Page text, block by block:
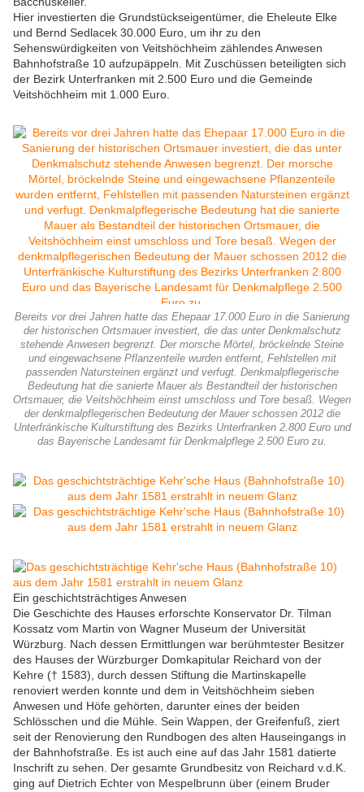
Hier investierten die Grundstückseigentümer, die Eheleute Elke
und Bernd Sedlacek 30.000 Euro, um ihr zu den
Sehenswürdigkeiten von Veitshöchheim zählendes Anwesen
Bahnhofstraße 10 aufzupäppeln. Mit Zuschüssen beteiligten sich
der Bezirk Unterfranken mit 2.500 Euro und die Gemeinde
Veitshöchheim mit 1.000 Euro.
Bereits vor drei Jahren hatte das Ehepaar 17.000 Euro in die Sanierung
der historischen Ortsmauer investiert, die das unter Denkmalschutz
stehende Anwesen begrenzt. Der morsche Mörtel, bröckelnde Steine
und eingewachsene Pflanzenteile wurden entfernt, Fehlstellen mit
passenden Natursteinen ergänzt und verfugt. Denkmalpflegerische
Bedeutung hat die sanierte Mauer als Bestandteil der historischen
Ortsmauer, die Veitshöchheim einst umschloss und Tore besaß. Wegen
der denkmalpflegerischen Bedeutung der Mauer schossen 2012 die
Unterfränkische Kulturstiftung des Bezirks Unterfranken 2.800 Euro und
das Bayerische Landesamt für Denkmalpflege 2.500 Euro zu.
Ein geschichtsträchtiges Anwesen
Die Geschichte des Hauses erforschte Konservator Dr. Tilman
Kossatz vom Martin von Wagner Museum der Universität
Würzburg. Nach dessen Ermittlungen war berühmtester Besitzer
des Hauses der Würzburger Domkapitular Reichard von der
Kehre († 1583), durch dessen Stiftung die Martinskapelle
renoviert werden konnte und dem in Veitshöchheim sieben
Anwesen und Höfe gehörten, darunter eines der beiden
Schlösschen und die Mühle. Sein Wappen, der Greifenfuß, ziert
seit der Renovierung den Rundbogen des alten Hauseingangs in
der Bahnhofstraße. Es ist auch eine auf das Jahr 1581 datierte
Inschrift zu sehen. Der gesamte Grundbesitz von Reichard v.d.K.
ging auf Dietrich Echter von Mespelbrunn über (einem Bruder